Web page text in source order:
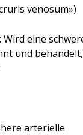
venosum»)
eine
und
arterielle